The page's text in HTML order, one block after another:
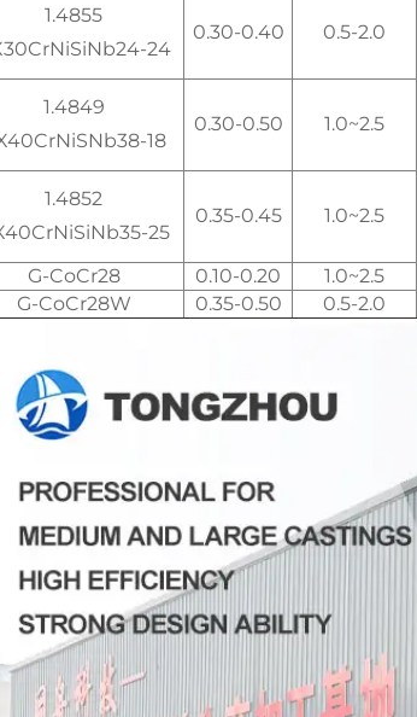
1.4855
24
0.30-0.40 0.5-2.0
1.4849
18
0.30-0.50 1.0~2.5
1.4852
25
0.35-0.45 1.0~2.5
G-CoCr28 0.10-0.20 1.0~2.5
G-CoCr28W
0.35-0.50 0.5-2.0